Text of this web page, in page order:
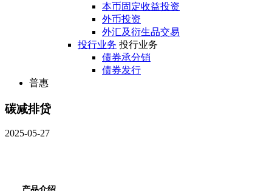
本币固定收益投资
外币投资
外汇及衍生品交易
投行业务 投行业务
债券承分销
债券发行
普惠
碳减排贷
2025-05-27